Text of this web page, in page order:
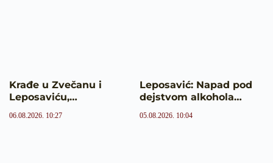
Krađe u Zvečanu i
Leposaviću,…
06.08.2026. 10:27
Leposavić: Napad pod
dejstvom alkohola…
05.08.2026. 10:04